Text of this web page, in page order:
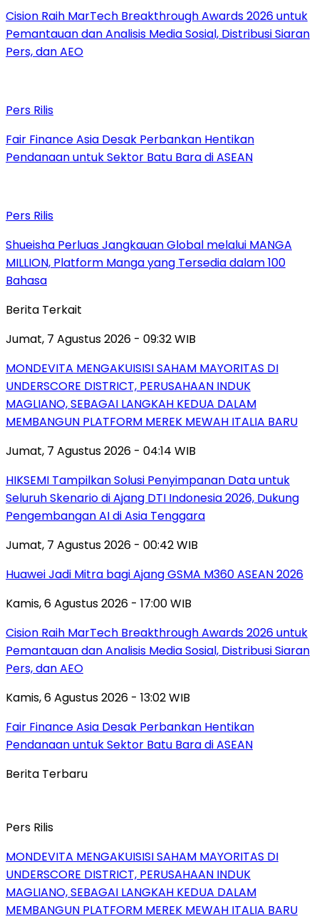
Cision Raih MarTech Breakthrough Awards 2026 untuk
Pemantauan dan Analisis Media Sosial, Distribusi Siaran
Pers, dan AEO
Pers Rilis
Fair Finance Asia Desak Perbankan Hentikan
Pendanaan untuk Sektor Batu Bara di ASEAN
Pers Rilis
Shueisha Perluas Jangkauan Global melalui MANGA
MILLION, Platform Manga yang Tersedia dalam 100
Bahasa
Berita Terkait
Jumat, 7 Agustus 2026 - 09:32 WIB
MONDEVITA MENGAKUISISI SAHAM MAYORITAS DI
UNDERSCORE DISTRICT, PERUSAHAAN INDUK
MAGLIANO, SEBAGAI LANGKAH KEDUA DALAM
MEMBANGUN PLATFORM MEREK MEWAH ITALIA BARU
Jumat, 7 Agustus 2026 - 04:14 WIB
HIKSEMI Tampilkan Solusi Penyimpanan Data untuk
Seluruh Skenario di Ajang DTI Indonesia 2026, Dukung
Pengembangan AI di Asia Tenggara
Jumat, 7 Agustus 2026 - 00:42 WIB
Huawei Jadi Mitra bagi Ajang GSMA M360 ASEAN 2026
Kamis, 6 Agustus 2026 - 17:00 WIB
Cision Raih MarTech Breakthrough Awards 2026 untuk
Pemantauan dan Analisis Media Sosial, Distribusi Siaran
Pers, dan AEO
Kamis, 6 Agustus 2026 - 13:02 WIB
Fair Finance Asia Desak Perbankan Hentikan
Pendanaan untuk Sektor Batu Bara di ASEAN
Berita Terbaru
Pers Rilis
MONDEVITA MENGAKUISISI SAHAM MAYORITAS DI
UNDERSCORE DISTRICT, PERUSAHAAN INDUK
MAGLIANO, SEBAGAI LANGKAH KEDUA DALAM
MEMBANGUN PLATFORM MEREK MEWAH ITALIA BARU